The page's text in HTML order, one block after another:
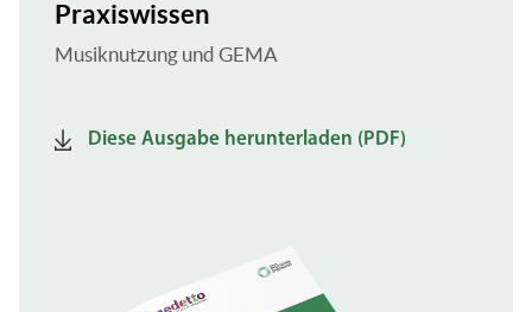
Praxiswissen
Musiknutzung und GEMA
Diese Ausgabe herunterladen (PDF)